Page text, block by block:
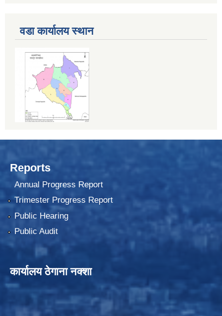
वडा कार्यालय स्थान
Reports
Annual Progress Report
Trimester Progress Report
Public Hearing
Public Audit
कार्यालय ठेगाना नक्शा